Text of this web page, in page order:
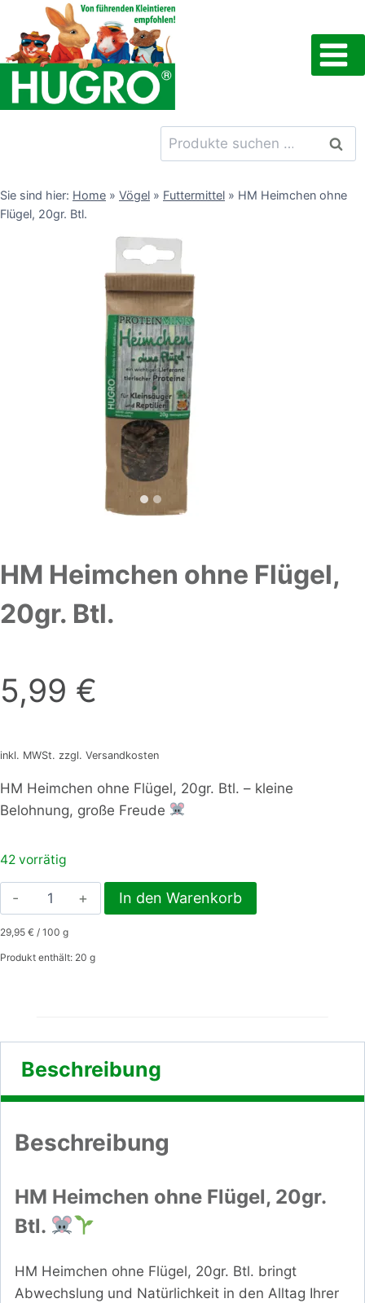
Inhalt
springen
Suchen
nach:
Sie sind hier: Home » Vögel » Futtermittel » HM Heimchen ohne
Flügel, 20gr. Btl.
HM Heimchen ohne Flügel,
20gr. Btl.
5,99 €
inkl. MWSt. zzgl. Versandkosten
HM Heimchen ohne Flügel, 20gr. Btl. – kleine
Belohnung, große Freude
42 vorrätig
HM
Heimchen
ohne
Flügel,
In den Warenkorb
29,95 € / 100 g
Produkt enthält: 20 g
Beschreibung
Beschreibung
HM Heimchen ohne Flügel, 20gr.
Btl.
HM Heimchen ohne Flügel, 20gr. Btl. bringt
Abwechslung und Natürlichkeit in den Alltag Ihrer